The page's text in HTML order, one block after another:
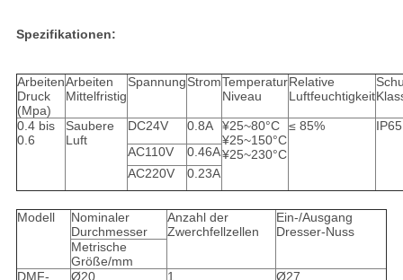
Spezifikationen:
Arbeiten
Druck
(Mpa)
Arbeiten
Mittelfristig
SpannungStromTemperatur
Niveau
Relative
Luftfeuchtigkeit
0.4 bis
0.6
Saubere
Luft
DC24V 0.8A
¥25~80°C
¥25~150°C
¥25~230°C
≤ 85%
IP65
AC110V
0.46A
AC220V
0.23A
Modell
Nominaler
Durchmesser
Anzahl der
Zwerchfellzellen
Ein-/Ausgang
Dresser-Nuss
Metrische
Größe/mm
DMF-
Ø20 1 Ø27